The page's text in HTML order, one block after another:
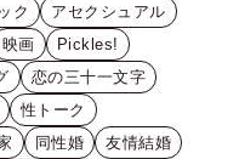
ク
アセクシュアル
映画
Pickles!
恋の三十一文字
性トーク
同性婚
友情結婚